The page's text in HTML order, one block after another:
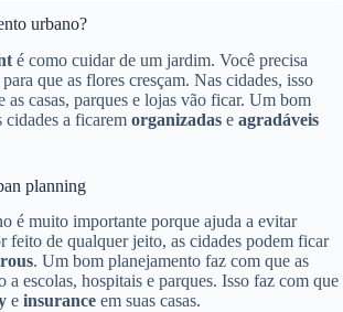
urbano?
é como cuidar de um jardim. Você precisa
que as flores cresçam. Nas cidades, isso
as casas, parques e lojas vão ficar. Um bom
cidades a ficarem organizadas e agradáveis
planning
é muito importante porque ajuda a evitar
feito de qualquer jeito, as cidades podem ficar
. Um bom planejamento faz com que as
a escolas, hospitais e parques. Isso faz com que
e insurance em suas casas.